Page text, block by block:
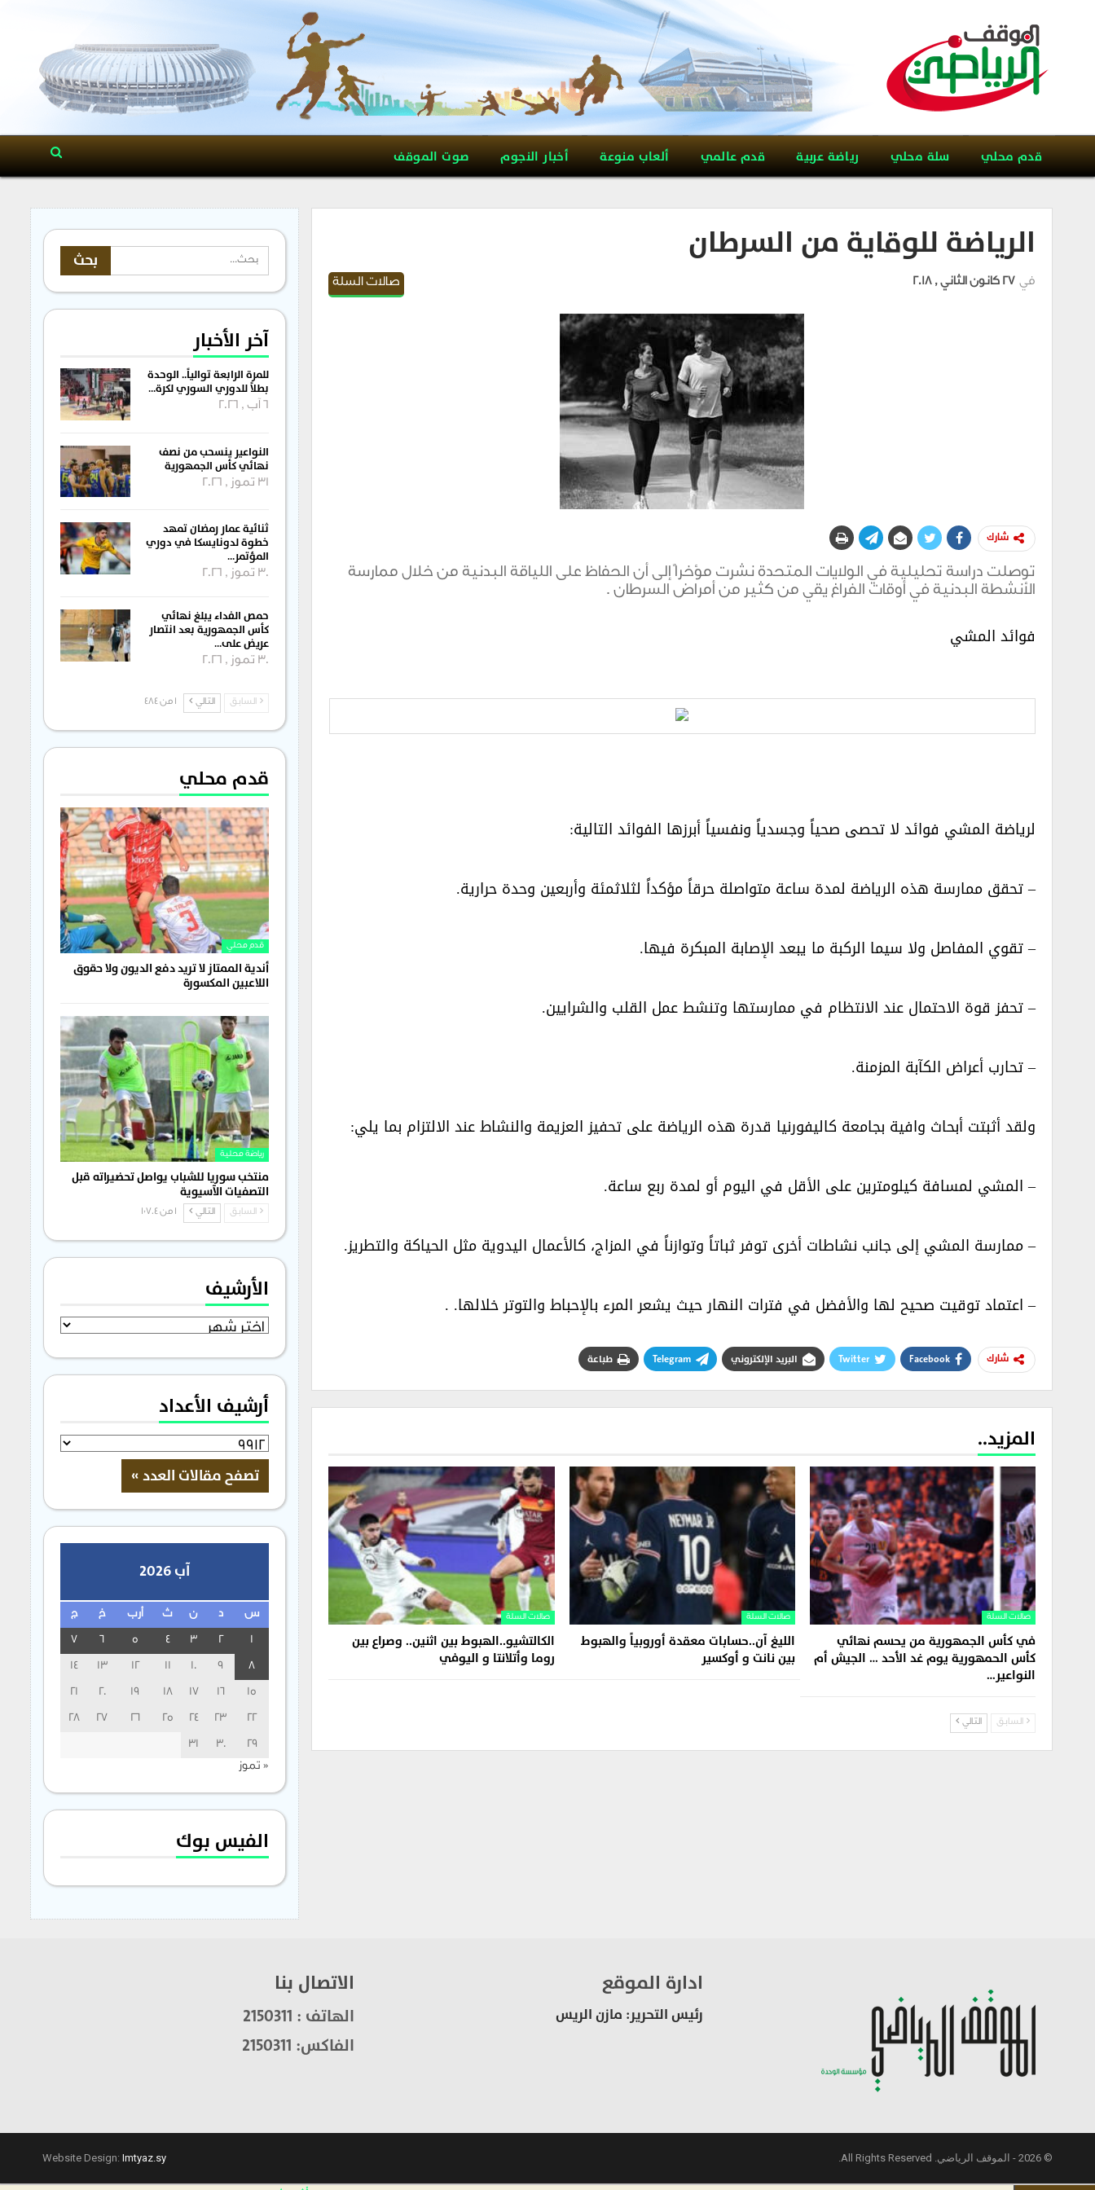
قدم محلي سلة محلي رياضة عربية قدم عالمي ألعاب منوعة أخبار النجوم صوت الموقف
الرياضة للوقاية من السرطان
صالات السلة في 27 كانون الثاني , 2018
شارك
توصلت دراسة تحليلية في الولايات المتحدة نشرت مؤخراً إلى أن الحفاظ على اللياقة البدنية من خلال ممارسة
الأنشطة البدنية في أوقات الفراغ يقي من كثير من أمراض السرطان .
فوائد المشي‏
لرياضة المشي فوائد لا تحصى صحياً وجسدياً ونفسياً أبرزها الفوائد التالية:‏
– تحقق ممارسة هذه الرياضة لمدة ساعة متواصلة حرقاً مؤكداً لثلاثمئة وأربعين وحدة حرارية.‏
– تقوي المفاصل ولا سيما الركبة ما يبعد الإصابة المبكرة فيها.‏
– تحفز قوة الاحتمال عند الانتظام في ممارستها وتنشط عمل القلب والشرايين.‏
– تحارب أعراض الكآبة المزمنة.‏
ولقد أثبتت أبحاث وافية بجامعة كاليفورنيا قدرة هذه الرياضة على تحفيز العزيمة والنشاط عند الالتزام بما يلي:‏
– المشي لمسافة كيلومترين على الأقل في اليوم أو لمدة ربع ساعة.‏
– ممارسة المشي إلى جانب نشاطات أخرى توفر ثباتاً وتوازناً في المزاج، كالأعمال اليدوية مثل الحياكة والتطريز.‏
– اعتماد توقيت صحيح لها والأفضل في فترات النهار حيث يشعر المرء بالإحباط والتوتر خلالها. .‏
شارك Facebook
Twitter البريد الإلكتروني Telegram طباعة
المزيد..
صالات السلة
في كأس الجمهورية من يحسم نهائي
كأس الحمهورية يوم غد الأحد … الجيش أم
النواعير…
صالات السلة
الليغ آن..حسابات معقدة أوروبياً والهبوط
بين نانت و أوكسير
صالات السلة
الكالتشيو..الهبوط بين اثنين.. وصراع بين
روما وأتلانتا و اليوفي
السابق التالي
آخر الأخبار
للمرة الرابعة توالياً.. الوحدة
بطلاً للدوري السوري لكرة…
6 آب , 2026
النواعير ينسحب من نصف
نهائي كأس الجمهورية
31 تموز , 2026
ثنائية عمار رمضان تمهد
خطوة لدونايسكا في دوري
المؤتمر…
30 تموز , 2026
حمص الفداء يبلغ نهائي
كأس الجمهورية بعد انتصار
عريض على…
30 تموز , 2026
السابق التالي 1 من 484
قدم محلي
قدم محلي
أندية الممتاز لا تريد دفع الديون ولا حقوق
اللاعبين المكسورة
رياضة محلية
منتخب سوريا للشباب يواصل تحضيراته قبل
التصفيات الآسيوية
السابق التالي 1 من 1٬704
الأرشيف
الأرشيف
أرشيف الأعداد
آب 2026
س د ن ث أرب خ ج
1
2
3
4
5
6
7
8
9
10
11
12
13
14
15
16
17
18
19
20
21
22
23
24
25
26
27
28
29
30
31
« تموز
الفيس بوك
ادارة الموقع
رئيس التحرير: مازن الريس
الاتصال بنا
الهاتف : 2150311
الفاكس: 2150311
© 2026 - الموقف الرياضي. All Rights Reserved. Website Design: Imtyaz.sy